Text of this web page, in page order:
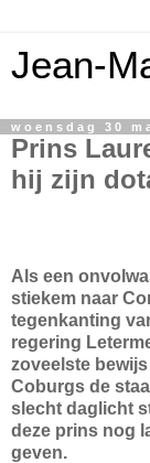
Jean-
woensdag 30
Prins
hij zijn
Als een
stiekem naar
tegenkanting
regering
zoveelste
Coburgs de
slecht daglicht
deze prins nog
geven.